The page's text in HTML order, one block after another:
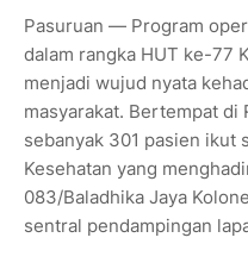
Pasuruan — Program
dalam rangka HUT ke-77
menjadi wujud nyata
masyarakat. Bertempat di
sebanyak 301 pasien ikut
Kesehatan yang
083/Baladhika Jaya
sentral pendampingan